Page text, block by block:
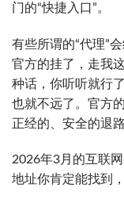
门的“快捷入口”。
有些所谓的“代理”
官方的挂了，走我
种话，你听听就行
也就不远了。官方
正经的、安全的退
2026年3月的互联
地址你肯定能找到